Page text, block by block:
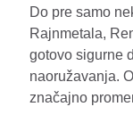
Do pre samo
Rajnmetala,
gotovo sigurne
naoružavanja.
značajno